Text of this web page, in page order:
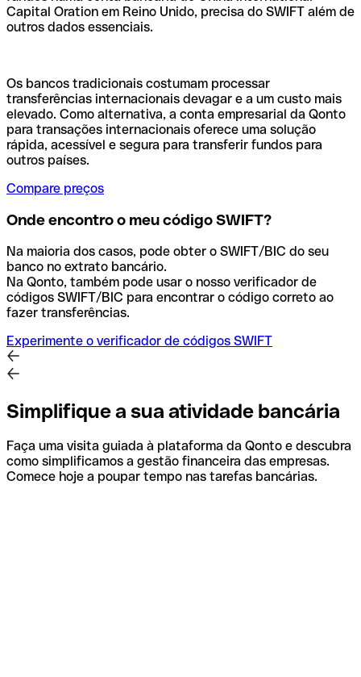
Capital Oration em Reino Unido, precisa do SWIFT além de
outros dados essenciais.
Os bancos tradicionais costumam processar
transferências internacionais devagar e a um custo mais
elevado. Como alternativa, a conta empresarial da Qonto
para transações internacionais oferece uma solução
rápida, acessível e segura para transferir fundos para
outros países.
Compare preços
Onde encontro o meu código SWIFT?
Na maioria dos casos, pode obter o SWIFT/BIC do seu
banco no extrato bancário.
Na Qonto, também pode usar o nosso verificador de
códigos SWIFT/BIC para encontrar o código correto ao
fazer transferências.
Experimente o verificador de códigos SWIFT
Simplifique a sua atividade bancária
Faça uma visita guiada à plataforma da Qonto e descubra
como simplificamos a gestão financeira das empresas.
Comece hoje a poupar tempo nas tarefas bancárias.